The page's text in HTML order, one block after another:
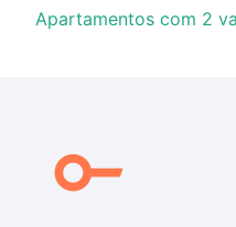
Apartamentos com 2